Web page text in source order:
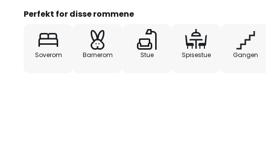
Perfekt for disse rommene
Soverom Barnerom Stue Spisestue Gangen